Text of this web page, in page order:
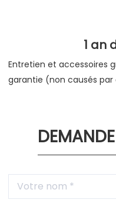
1 an
Entretien et accessoires
garantie (non causés